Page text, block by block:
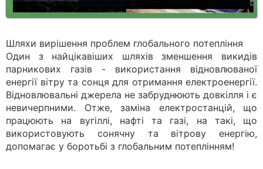
Шляхи вирішення проблем глобального потепління
Один з найцікавіших шляхів зменшення викидів
парникових газів - використання відновлюваної
енергії вітру та сонця для отримання електроенергії.
Відновлювальні джерела не забруднюють довкілля і є
невичерпними. Отже, заміна електростанцій, що
працюють на вугіллі, нафті та газі, на такі, що
використовують сонячну та вітрову енергію,
допомагає у боротьбі з глобальним потеплінням!